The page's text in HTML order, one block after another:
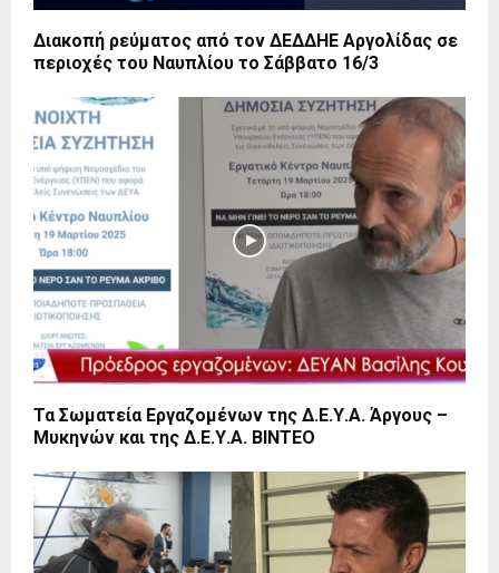
Διακοπή ρεύματος από τον ΔΕΔΔΗΕ Αργολίδας σε
περιοχές του Ναυπλίου το Σάββατο 16/3
Τα Σωματεία Εργαζομένων της Δ.Ε.Υ.Α. Άργους –
Μυκηνών και της Δ.Ε.Υ.Α. ΒΙΝΤΕΟ